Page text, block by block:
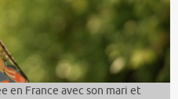
en France avec son mari et